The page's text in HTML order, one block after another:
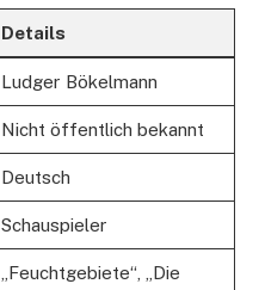
Details
Ludger Bökelmann
Nicht öffentlich bekannt
Deutsch
Schauspieler
„Feuchtgebiete“, „Die